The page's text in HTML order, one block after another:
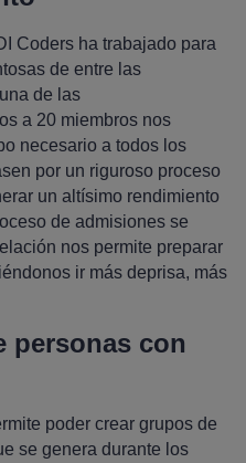
Coders ha trabajado para
de entre las
de las
a 20 miembros nos
necesario a todos los
por un riguroso proceso
un altísimo rendimiento
de admisiones se
nos permite preparar
ir más deprisa, más
personas con
poder crear grupos de
se genera durante los